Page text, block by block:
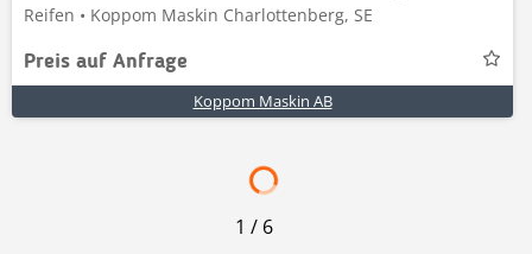
Reifen • Koppom Maskin Charlottenberg, SE
Preis auf Anfrage
Koppom Maskin AB
1 / 6